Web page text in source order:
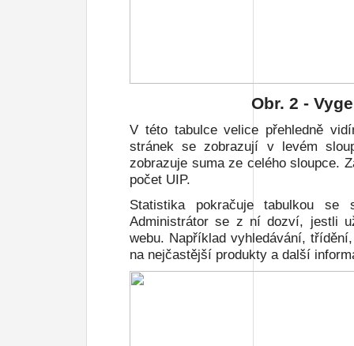
Obr. 2 -
V této tabulce velice přehledně
stránek se zobrazují v levém
zobrazuje suma ze celého sloupce.
počet UIP.
Statistika pokračuje tabulkou
Administrátor se z ní dozví, jestli
webu. Například vyhledávání,
na nejčastější produkty a další